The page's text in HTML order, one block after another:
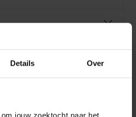
Details Over
jouw zoektocht naar het